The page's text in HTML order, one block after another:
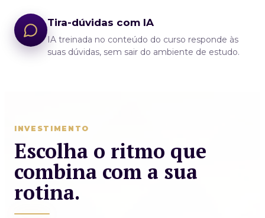
Tira-dúvidas com IA
IA treinada no conteúdo do curso responde às
suas dúvidas, sem sair do ambiente de estudo.
INVESTIMENTO
Escolha o ritmo que
combina com a sua
rotina.